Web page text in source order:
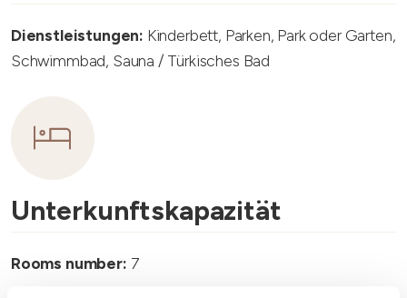
Dienstleistungen: Kinderbett, Parken, Park oder Garten,
Schwimmbad, Sauna / Türkisches Bad
Unterkunftskapazität
Rooms number: 7